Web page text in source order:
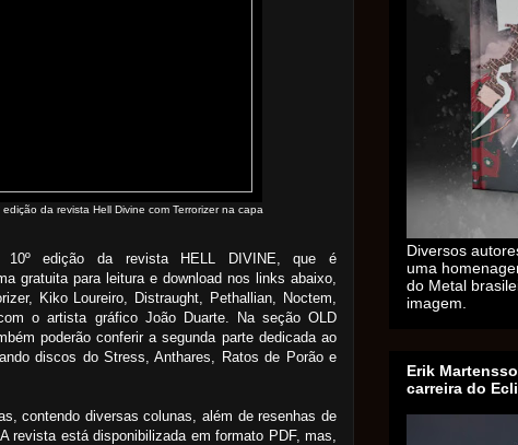
edição da revista Hell Divine com Terrorizer na capa
10º edição da revista HELL DIVINE, que é
gratuita para leitura e download nos links abaixo,
Kiko Loureiro, Distraught, Pethallian, Noctem,
o artista gráfico João Duarte. Na seção OLD
poderão conferir a segunda parte dedicada ao
discos do Stress, Anthares, Ratos de Porão e
contendo diversas colunas, além de resenhas de
revista está disponibilizada em formato PDF, mas,
Diversos
uma
do Metal
imagem.
Erik
carreira do